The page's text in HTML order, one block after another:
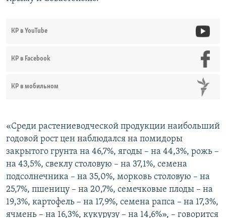
КР в YouTube
КР в Facebook
КР в мобильном
«Среди растениеводческой продукции наибольший
годовой рост цен наблюдался на помидоры
закрытого грунта на 46,7%, ягоды – на 44,3%, рожь –
на 43,5%, свеклу столовую – на 37,1%, семена
подсолнечника – на 35,0%, морковь столовую – на
25,7%, пшеницу – на 20,7%, семечковые плоды – на
19,3%, картофель – на 17,9%, семена рапса – на 17,3%,
ячмень – на 16,3%, кукурузу – на 14,6%», – говорится